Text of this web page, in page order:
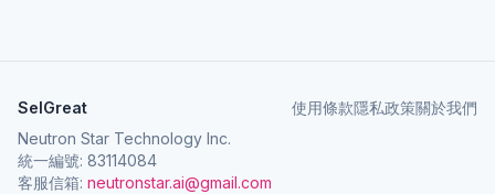
SelGreat
Neutron Star Technology Inc.
統一編號: 83114084
客服信箱: neutronstar.ai@gmail.com
使用條款隱私政策關於我們